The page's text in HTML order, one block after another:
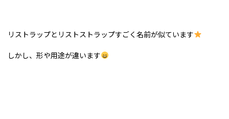
リストラップとリストストラップすごく名前が似ています
しかし、形や用途が違います